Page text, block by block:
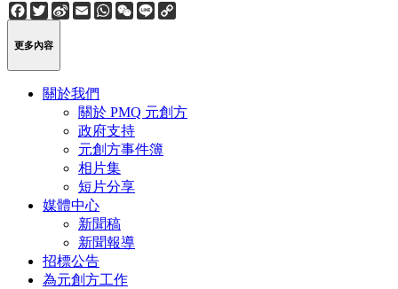
Facebook
Twitter
Sina
Weibo
EmailWhatsApp
WeChat
Line
更多內容
關於我們
關於 PMQ 元創方
政府支持
元創方事件簿
相片集
短片分享
媒體中心
新聞稿
新聞報導
招標公告
為元創方工作